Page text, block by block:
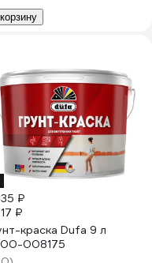
₽
₽
краска Dufa 9 л
008175